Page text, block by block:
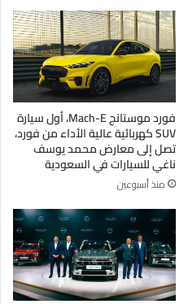
فورد موستانج Mach-E، أول سيارة
SUV كهربائية عالية الأداء من فورد،
تصل إلى معارض محمد يوسف
ناغي للسيارات في السعودية
منذ أسبوعين